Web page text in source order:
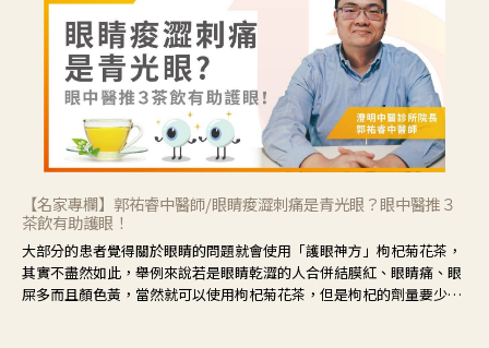
【名家專欄】郭祐睿中醫師/眼睛痠澀刺痛是青光眼？眼中醫推３
茶飲有助護眼！
大部分的患者覺得關於眼睛的問題就會使用「護眼神方」枸杞菊花茶，
其實不盡然如此，舉例來說若是眼睛乾澀的人合併結膜紅、眼睛痛、眼
屎多而且顏色黃，當然就可以使用枸杞菊花茶，但是枸杞的劑量要少，